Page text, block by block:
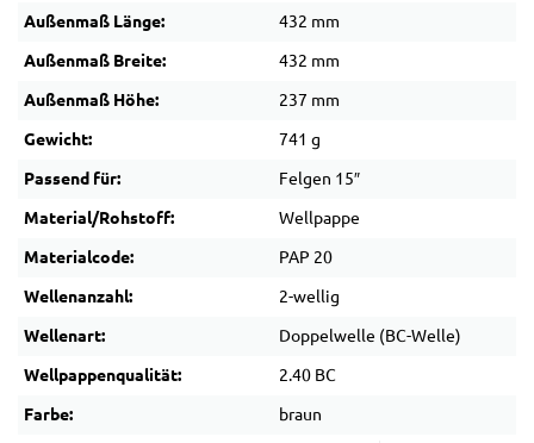
Außenmaß Länge: 432 mm
Außenmaß Breite: 432 mm
Außenmaß Höhe: 237 mm
Gewicht: 741 g
Passend für: Felgen 15″
Material/Rohstoff: Wellpappe
Materialcode: PAP 20
Wellenanzahl: 2-wellig
Wellenart: Doppelwelle (BC-Welle)
Wellpappenqualität: 2.40 BC
Farbe: braun